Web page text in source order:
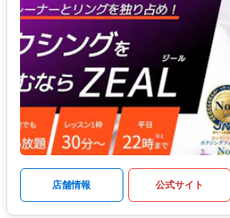
店舗情報 公式サイト